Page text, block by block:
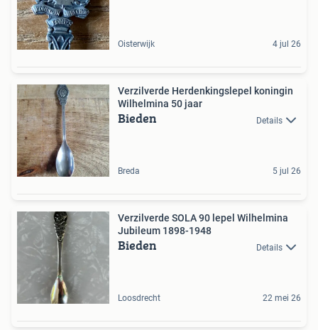
Oisterwijk 4 jul 26
Verzilverde Herdenkingslepel koningin
Wilhelmina 50 jaar
Bieden Details
Breda 5 jul 26
Verzilverde SOLA 90 lepel Wilhelmina
Jubileum 1898-1948
Bieden Details
Loosdrecht 22 mei 26